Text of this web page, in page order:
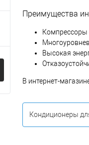
Преимущества
Высокая
В интернет-
Кондиционеры